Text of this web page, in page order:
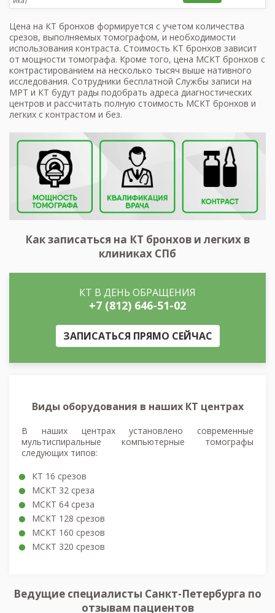
Цена на КТ бронхов формируется с учетом количества
срезов, выполняемых томографом, и необходимости
использования контраста. Стоимость КТ бронхов зависит
от мощности томографа. Кроме того, цена МСКТ бронхов с
контрастированием на несколько тысяч выше нативного
исследования. Сотрудники бесплатной Службы записи на
МРТ и КТ будут рады подобрать адреса диагностических
центров и рассчитать полную стоимость МСКТ бронхов и
легких с контрастом и без.
Как записаться на КТ бронхов и легких в
клиниках СПб
КТ В ДЕНЬ ОБРАЩЕНИЯ
+7 (812) 646-51-02
ЗАПИСАТЬСЯ ПРЯМО СЕЙЧАС
Виды оборудования в наших КТ центрах
В наших центрах установлено современные
мультиспиральные компьютерные томографы
следующих типов:
КТ 16 срезов
МСКТ 32 среза
МСКТ 64 среза
МСКТ 128 срезов
МСКТ 160 срезов
МСКТ 320 срезов
Ведущие специалисты Санкт-Петербурга по
отзывам пациентов